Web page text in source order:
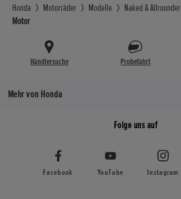
Honda Motorräder Modelle Naked & Allrounder
Motor
Händlersuche Probefahrt
Mehr von Honda
Folge uns auf
Facebook YouTube Instagram